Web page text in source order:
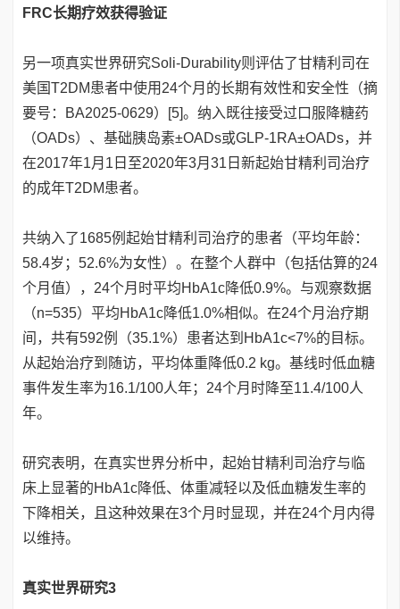
FRC长期疗效获得验证
另一项真实世界研究Soli-Durability则评估了甘精利司在
美国T2DM患者中使用24个月的长期有效性和安全性（摘
要号：BA2025-0629）[5]。纳入既往接受过口服降糖药
（OADs）、基础胰岛素±OADs或GLP-1RA±OADs，并
在2017年1月1日至2020年3月31日新起始甘精利司治疗
的成年T2DM患者。
共纳入了1685例起始甘精利司治疗的患者（平均年龄：
58.4岁；52.6%为女性）。在整个人群中（包括估算的24
个月值），24个月时平均HbA1c降低0.9%。与观察数据
（n=535）平均HbA1c降低1.0%相似。在24个月治疗期
间，共有592例（35.1%）患者达到HbA1c<7%的目标。
从起始治疗到随访，平均体重降低0.2 kg。基线时低血糖
事件发生率为16.1/100人年；24个月时降至11.4/100人
年。
研究表明，在真实世界分析中，起始甘精利司治疗与临
床上显著的HbA1c降低、体重减轻以及低血糖发生率的
下降相关，且这种效果在3个月时显现，并在24个月内得
以维持。
真实世界研究3